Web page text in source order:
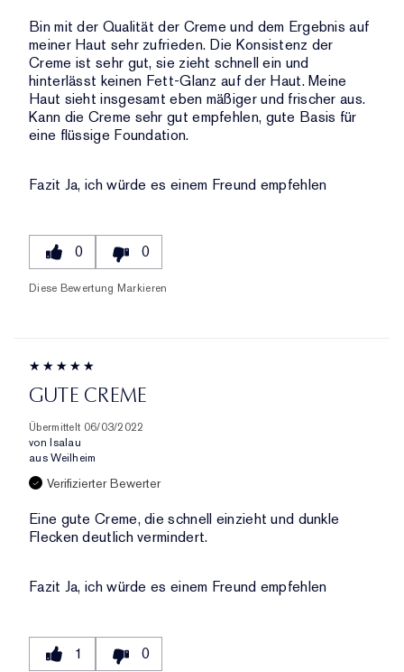
Bin mit der Qualität der Creme und dem Ergebnis auf
meiner Haut sehr zufrieden. Die Konsistenz der
Creme ist sehr gut, sie zieht schnell ein und
hinterlässt keinen Fett-Glanz auf der Haut. Meine
Haut sieht insgesamt eben mäßiger und frischer aus.
Kann die Creme sehr gut empfehlen, gute Basis für
eine flüssige Foundation.
Fazit Ja, ich würde es einem Freund empfehlen
0 0
Diese Bewertung Markieren
GUTE CREME
Übermittelt 06/03/2022
von Isalau
aus Weilheim
Verifizierter Bewerter
Eine gute Creme, die schnell einzieht und dunkle
Flecken deutlich vermindert.
Fazit Ja, ich würde es einem Freund empfehlen
1 0